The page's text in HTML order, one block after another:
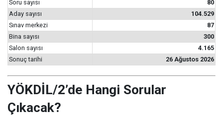
Soru sayısı
80
Aday sayısı
104.529
Sınav merkezi
87
Bina sayısı
300
Salon sayısı
4.165
Sonuç tarihi
26 Ağustos 2026
YÖKDİL/2’de Hangi Sorular
Çıkacak?